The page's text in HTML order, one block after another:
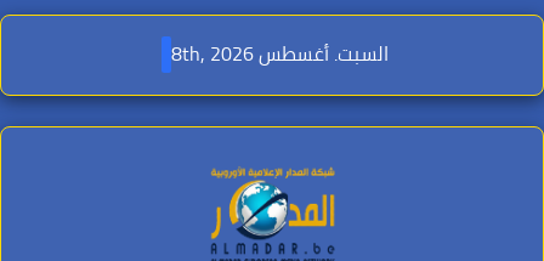
Skip
content
السبت. أغسطس 8th, 2026